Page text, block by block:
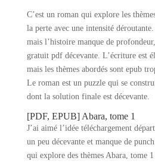
C’est un roman qui explore les
la perte avec une intensité
mais l’histoire manque de
gratuit pdf décevante. L’écriture est
mais les thèmes abordés sont epub
Le roman est un puzzle qui se
dont la solution finale est décevante.
[PDF, EPUB] Abara, tome 1
J’ai aimé l’idée téléchargement
un peu décevante et manque de
qui explore des thèmes Abara, tome